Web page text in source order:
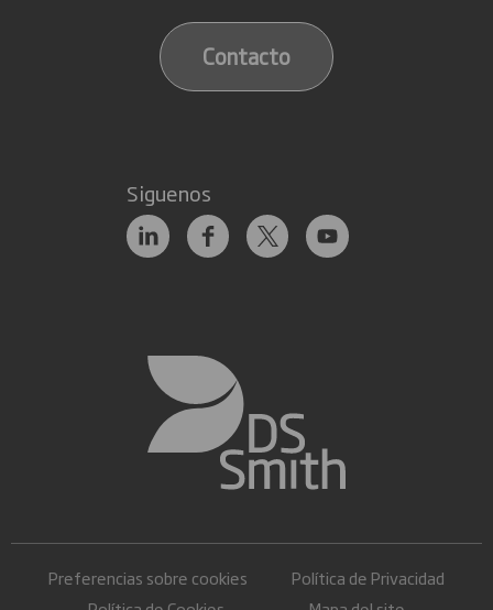
Contacto
Siguenos
Preferencias sobre cookies
Política de Privacidad